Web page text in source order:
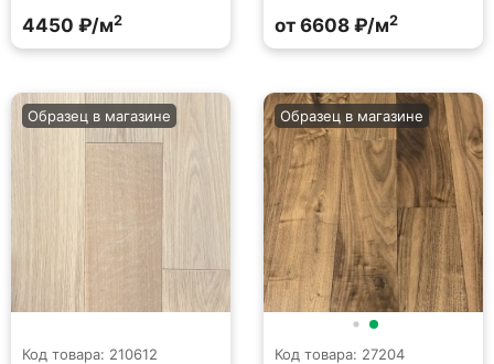
4450 ₽/м2 от 6608 ₽/м2
Код товара: 210612
Образец в магазине
Код товара: 27204
Образец в магазине